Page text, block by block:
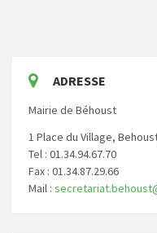
ADRESSE
Mairie de Béhoust
1 Place du Village,
Tel : 01.34.94.67.70
Fax : 01.34.87.29.66
Mail :